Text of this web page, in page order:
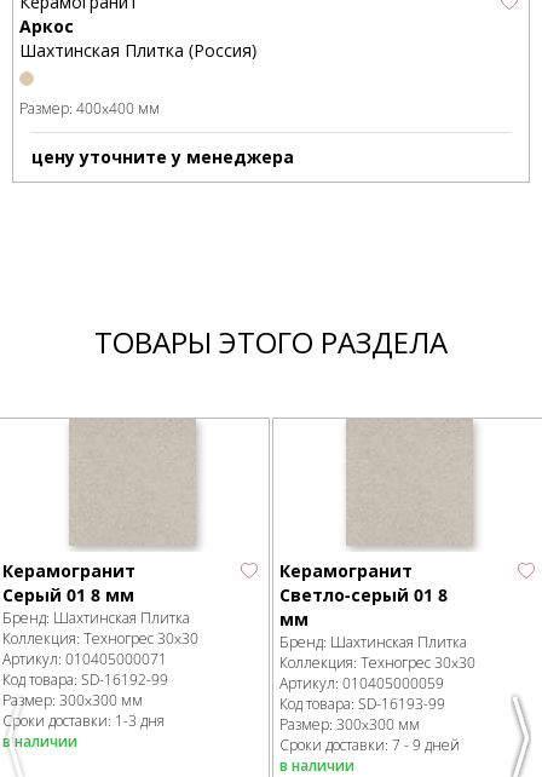
Аркос
Шахтинская Плитка (Россия)
Размер: 400x400 мм
цену уточните у менеджера
ТОВАРЫ ЭТОГО РАЗДЕЛА
Previous
Керамогранит
Серый 01 8 мм
Бренд: Шахтинская Плитка
Коллекция: Техногрес 30x30
Артикул: 010405000071
Код товара: SD-16192-99
Размер: 300x300 мм
Сроки доставки: 1-3 дня
в наличии
Керамогранит
Светло-серый 01 8
мм
Бренд: Шахтинская Плитка
Коллекция: Техногрес 30x30
Артикул: 010405000059
Код товара: SD-16193-99
Размер: 300x300 мм
Сроки доставки: 7 - 9 дней
в наличии